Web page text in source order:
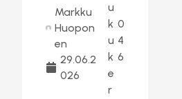
Markku
Huopon
en
29.06.2
026
u
k
u
k
e
r
0
4
6